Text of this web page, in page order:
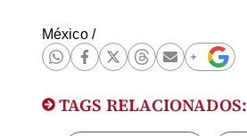
México/
TAGS RELACIONADOS: